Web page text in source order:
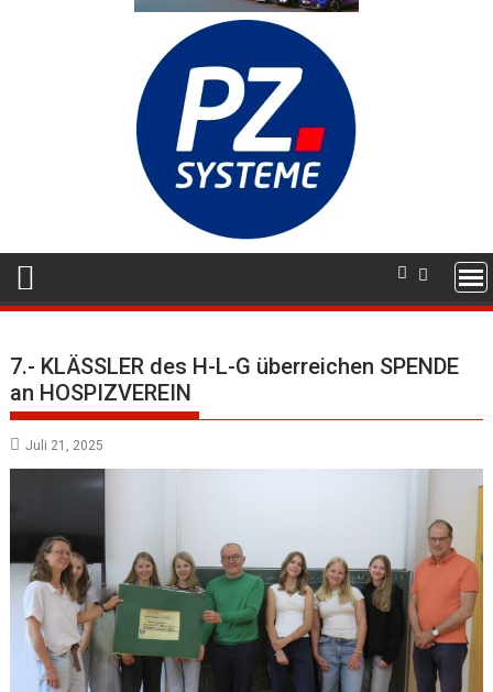
7.- KLÄSSLER des H-L-G überreichen SPENDE
an HOSPIZVEREIN
Juli 21, 2025